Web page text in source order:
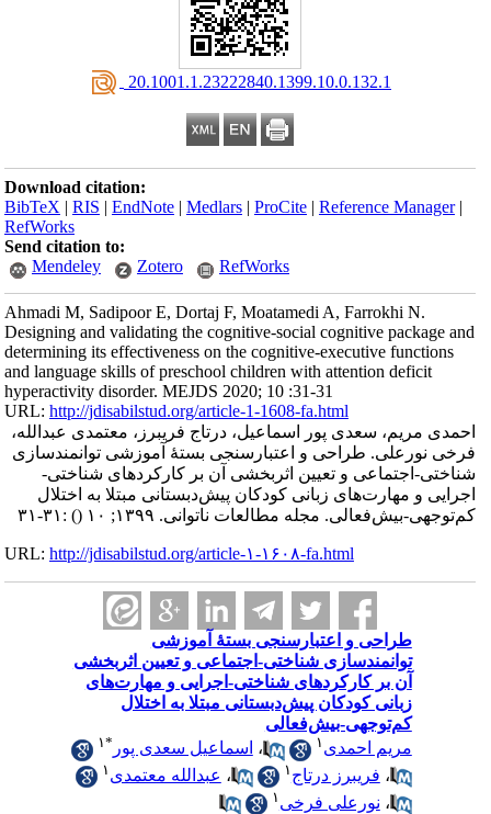
‎ 20.1001.1.23222840.1399.10.0.132.1
Download citation:
BibTeX |RIS |EndNote |Medlars |ProCite |Reference Manager
RefWorks
Send citation to:
Mendeley
Zotero RefWorks
Ahmadi M, Sadipoor E, Dortaj F, Moatamedi A, Farrokhi N.
Designing and validating the cognitive-social cognitive package and
determining its effectiveness on the cognitive-executive functions
and language skills of preschool children with attention deficit
hyperactivity disorder. MEJDS 2020; 10 :31-31
URL:http://jdisabilstud.org/article-1-1608-fa.html
احمدی مریم، سعدی پور اسماعیل، درتاج فریبرز، معتمدی عبدالله،
فرخی نورعلی. طراحی و اعتبارسنجی بستهٔ آموزشی توانمندسازی
شناختی-‌اجتماعی و تعیین اثربخشی آن بر کارکردهای شناختی‌-
اجرایی و مهارت‌های زبانی کودکان پیش‌دبستانی مبتلا به اختلال
کم‌توجهی‌-بیش‌فعالی. مجله مطالعات ناتوانی. ۱۳۹۹; ۱۰
() :۳۱-۳۱
URL:http://jdisabilstud.org/article-۱-۱۶۰۸-fa.html
طراحی و اعتبارسنجی بستهٔ آموزشی
توانمندسازی شناختی-‌اجتماعی و تعیین اثربخشی
آن بر کارکردهای شناختی‌-اجرایی و مهارت‌های
زبانی کودکان پیش‌دبستانی مبتلا به اختلال
کم‌توجهی‌-بیش‌فعالی
مریم احمدی۱ ،اسماعیل سعدی پور ۱
،فریبرز درتاج ،عبدالله معتمدی
،نورعلی فرخی